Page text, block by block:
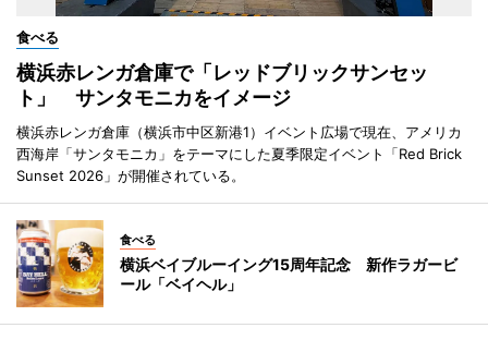
食べる
横浜赤レンガ倉庫で「レッドブリックサンセッ
ト」 サンタモニカをイメージ
横浜赤レンガ倉庫（横浜市中区新港1）イベント広場で現在、アメリカ
西海岸「サンタモニカ」をテーマにした夏季限定イベント「Red Brick
Sunset 2026」が開催されている。
食べる
横浜ベイブルーイング15周年記念 新作ラガービ
ール「ベイヘル」